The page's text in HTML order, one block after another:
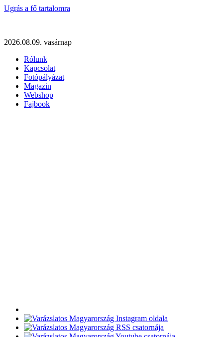
Ugrás a fő tartalomra
2026.08.09. vasárnap
Rólunk
Kapcsolat
Fotópályázat
Magazin
Webshop
Fajbook